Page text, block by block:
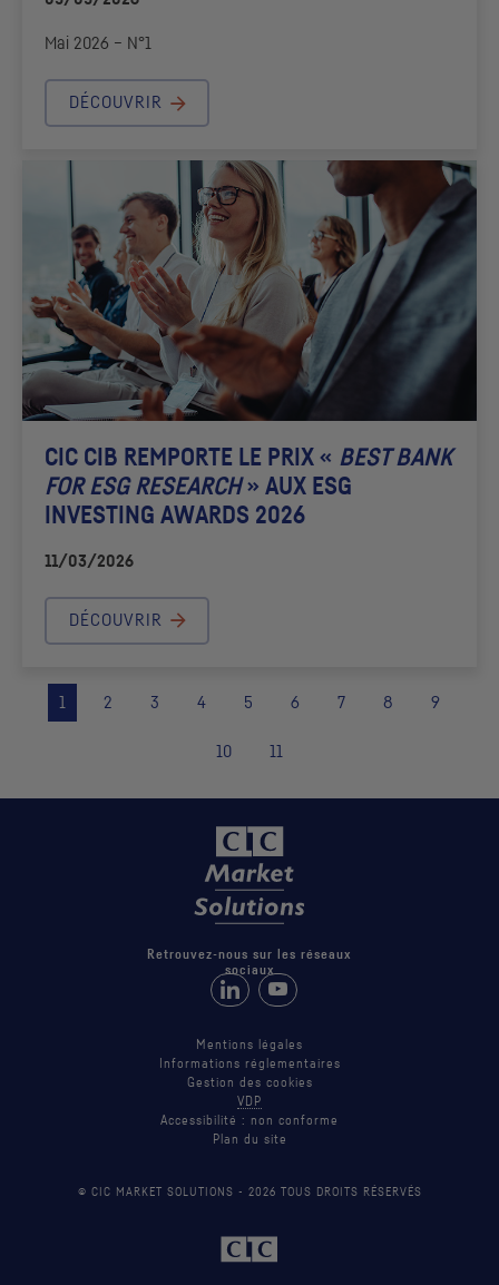
Mai 2026 – N°1
DÉCOUVRIR
CIC CIB REMPORTE LE PRIX « BEST BANK
FOR ESGRESEARCH» AUX ESG
INVESTING AWARDS 2026
11/03/2026
DÉCOUVRIR
1 2 3 4 5 6 7 8 9
10 11
Retrouvez-nous sur les réseaux
sociaux
Retrouvez-nous sur LinkedIn
Suivez-nous sur Youtube
Mentions légales
Informations réglementaires
Gestion des cookies
VDP
Accessibilité : non conforme
Plan du site
© CIC MARKET SOLUTIONS - 2026 TOUS DROITS RÉSERVÉS